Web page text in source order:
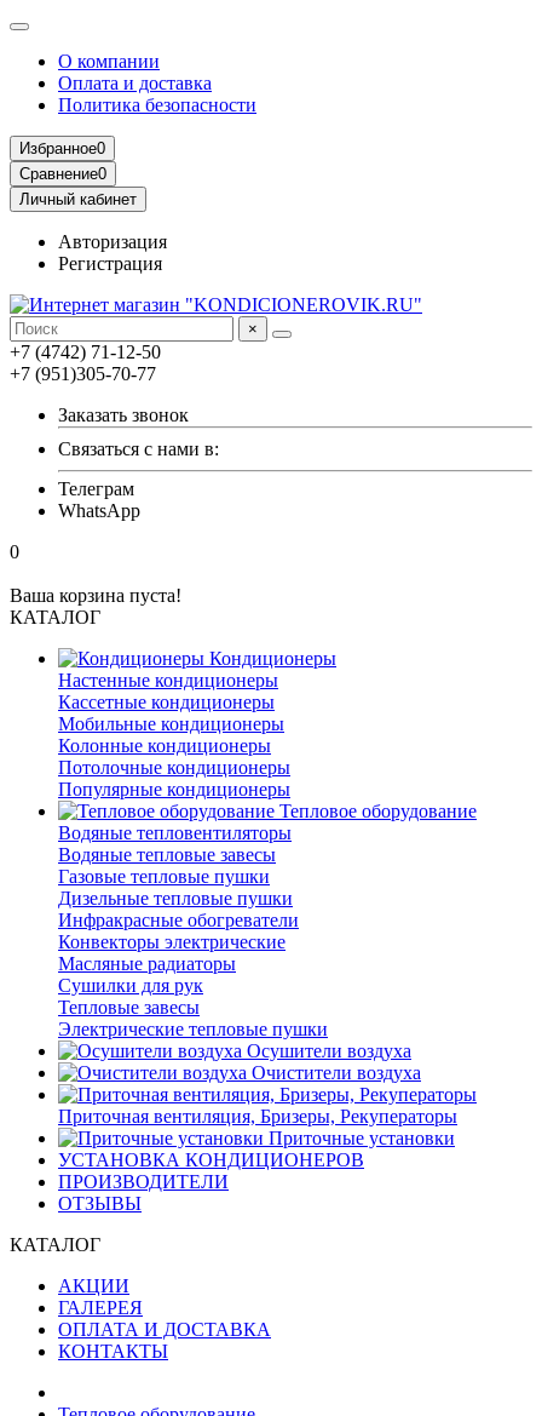
О компании
Оплата и доставка
Политика безопасности
Избранное0
Сравнение0
Личный кабинет
Авторизация
Регистрация
×
+7 (4742) 71-12-50
+7 (951)305-70-77
Заказать звонок
Связаться с нами в:
Телеграм
WhatsApp
0
Ваша корзина пуста!
КАТАЛОГ
Кондиционеры
Настенные кондиционеры
Кассетные кондиционеры
Мобильные кондиционеры
Колонные кондиционеры
Потолочные кондиционеры
Популярные кондиционеры
Тепловое оборудование
Водяные тепловентиляторы
Водяные тепловые завесы
Газовые тепловые пушки
Дизельные тепловые пушки
Инфракрасные обогреватели
Конвекторы электрические
Масляные радиаторы
Сушилки для рук
Тепловые завесы
Электрические тепловые пушки
Осушители воздуха
Очистители воздуха
Приточная вентиляция, Бризеры, Рекуператоры
Приточные установки
УСТАНОВКА КОНДИЦИОНЕРОВ
ПРОИЗВОДИТЕЛИ
ОТЗЫВЫ
КАТАЛОГ
АКЦИИ
ГАЛЕРЕЯ
ОПЛАТА И ДОСТАВКА
КОНТАКТЫ